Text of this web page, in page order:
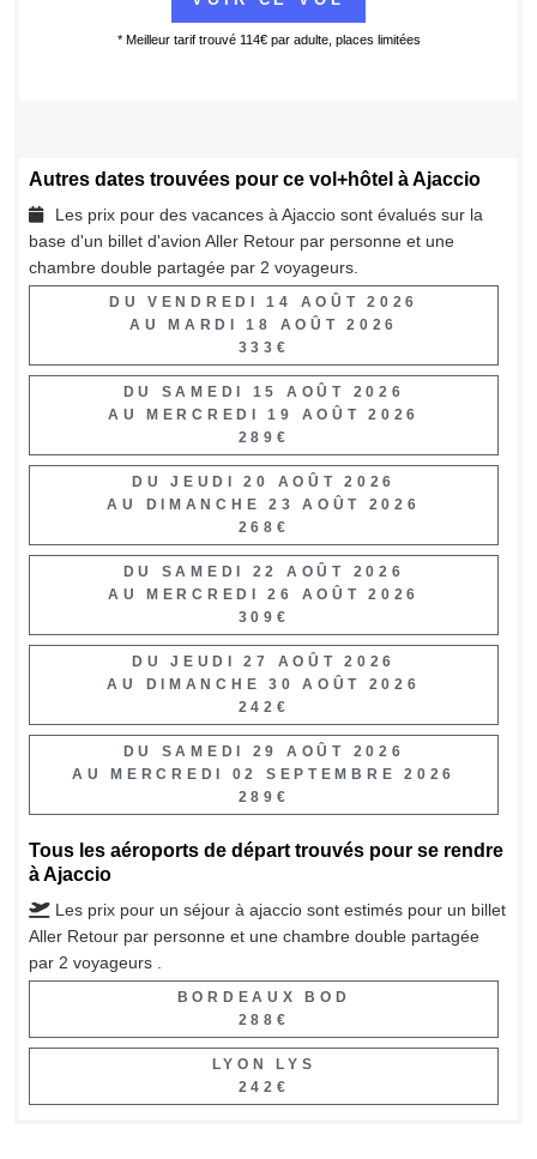
* Meilleur tarif trouvé 114€ par adulte, places limitées
Autres dates trouvées pour ce vol+hôtel à Ajaccio
Les prix pour des vacances à Ajaccio sont évalués sur la
base d'un billet d'avion Aller Retour par personne et une
chambre double partagée par 2 voyageurs.
DU VENDREDI 14 AOÛT 2026
AU MARDI 18 AOÛT 2026
333€
DU SAMEDI 15 AOÛT 2026
AU MERCREDI 19 AOÛT 2026
289€
DU JEUDI 20 AOÛT 2026
AU DIMANCHE 23 AOÛT 2026
268€
DU SAMEDI 22 AOÛT 2026
AU MERCREDI 26 AOÛT 2026
309€
DU JEUDI 27 AOÛT 2026
AU DIMANCHE 30 AOÛT 2026
242€
DU SAMEDI 29 AOÛT 2026
AU MERCREDI 02 SEPTEMBRE 2026
289€
Tous les aéroports de départ trouvés pour se rendre
à Ajaccio
Les prix pour un séjour à ajaccio sont estimés pour un billet
Aller Retour par personne et une chambre double partagée
par 2 voyageurs .
BORDEAUX BOD
288€
LYON LYS
242€